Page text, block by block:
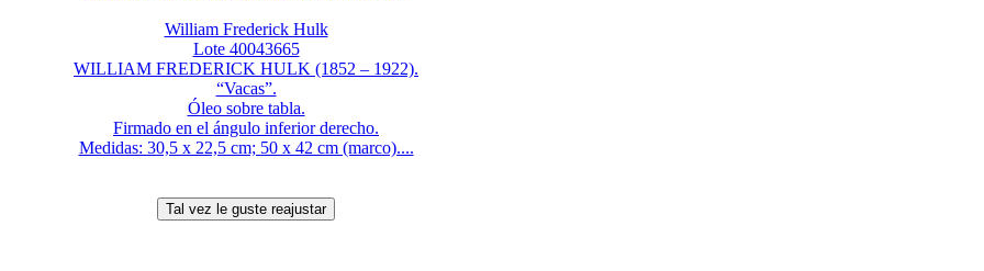
William Frederick Hulk
Lote 40043665
WILLIAM FREDERICK HULK (1852 – 1922).
“Vacas”.
Óleo sobre tabla.
Firmado en el ángulo inferior derecho.
Medidas: 30,5 x 22,5 cm; 50 x 42 cm (marco)....